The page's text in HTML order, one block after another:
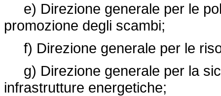
e) Direzione generale per le
promozione degli scambi;
f) Direzione generale per le
g) Direzione generale per la
infrastrutture energetiche;